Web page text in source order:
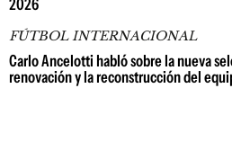
2026
FÚTBOL INTERNACIONAL
Carlo Ancelotti habló sobre la nueva
renovación y la reconstrucción del